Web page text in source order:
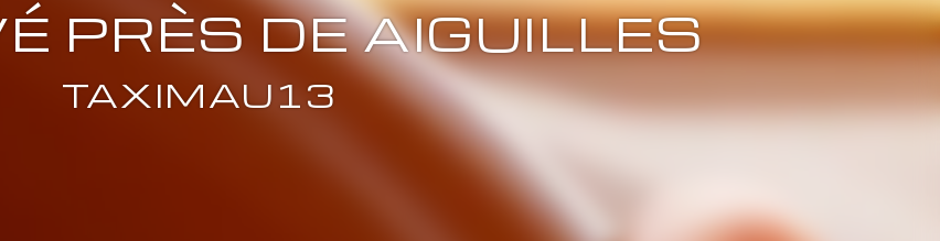
PRÈS DE AIGUILLES
TAXIMAU13